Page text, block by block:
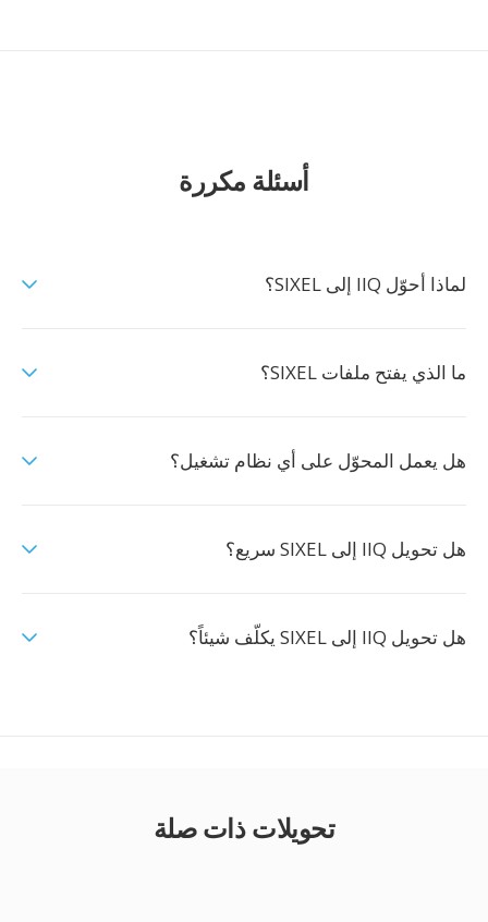
أسئلة مكررة
لماذا أحوّل IIQ إلى SIXEL؟
ما الذي يفتح ملفات SIXEL؟
هل يعمل المحوّل على أي نظام تشغيل؟
هل تحويل IIQ إلى SIXEL سريع؟
هل تحويل IIQ إلى SIXEL يكلّف شيئاً؟
تحويلات ذات صلة